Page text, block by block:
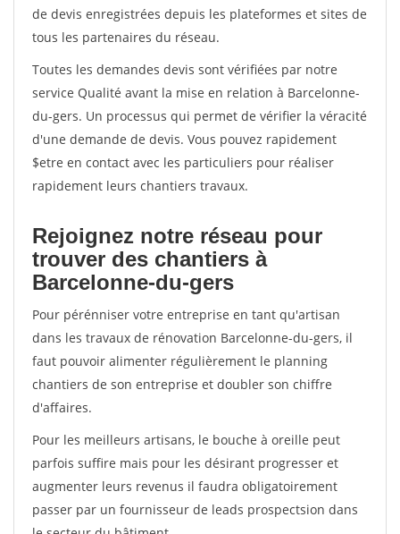
de devis enregistrées depuis les plateformes et sites de
tous les partenaires du réseau.
Toutes les demandes devis sont vérifiées par notre
service Qualité avant la mise en relation à Barcelonne-
du-gers. Un processus qui permet de vérifier la véracité
d'une demande de devis. Vous pouvez rapidement
$etre en contact avec les particuliers pour réaliser
rapidement leurs chantiers travaux.
Rejoignez notre réseau pour
trouver des chantiers à
Barcelonne-du-gers
Pour pérénniser votre entreprise en tant qu'artisan
dans les travaux de rénovation Barcelonne-du-gers, il
faut pouvoir alimenter régulièrement le planning
chantiers de son entreprise et doubler son chiffre
d'affaires.
Pour les meilleurs artisans, le bouche à oreille peut
parfois suffire mais pour les désirant progresser et
augmenter leurs revenus il faudra obligatoirement
passer par un fournisseur de leads prospectsion dans